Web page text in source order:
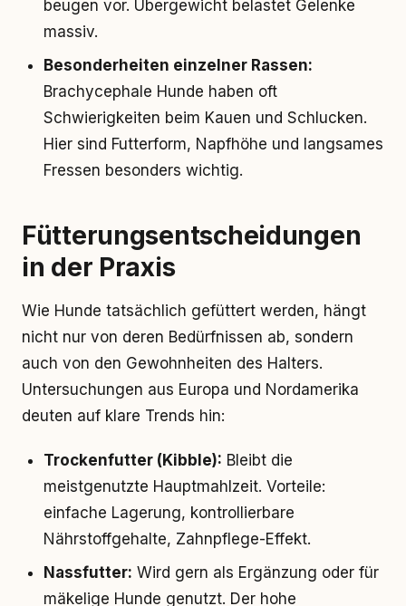
beugen vor. Übergewicht belastet Gelenke
massiv.
Besonderheiten einzelner Rassen:
Brachycephale Hunde haben oft
Schwierigkeiten beim Kauen und Schlucken.
Hier sind Futterform, Napfhöhe und langsames
Fressen besonders wichtig.
Fütterungsentscheidungen
in der Praxis
Wie Hunde tatsächlich gefüttert werden, hängt
nicht nur von deren Bedürfnissen ab, sondern
auch von den Gewohnheiten des Halters.
Untersuchungen aus Europa und Nordamerika
deuten auf klare Trends hin:
Trockenfutter (Kibble): Bleibt die
meistgenutzte Hauptmahlzeit. Vorteile:
einfache Lagerung, kontrollierbare
Nährstoffgehalte, Zahnpflege-Effekt.
Nassfutter: Wird gern als Ergänzung oder für
mäkelige Hunde genutzt. Der hohe